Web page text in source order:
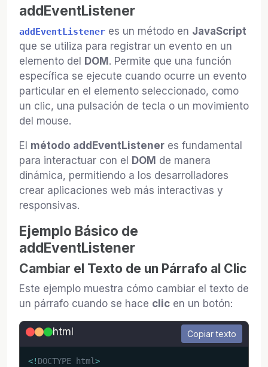
addEventListener
addEventListener es un método en JavaScript
que se utiliza para registrar un evento en un
elemento del
DOM . Permite que una función
específica se ejecute cuando ocurre un evento
particular en el elemento seleccionado, como
un clic, una pulsación de tecla o un movimiento
del mouse.
El método addEventListener es fundamental
para interactuar con el
DOM de manera
dinámica, permitiendo a los desarrolladores
crear aplicaciones web más interactivas y
responsivas.
Ejemplo Básico de
addEventListener
Cambiar el Texto de un Párrafo al Clic
Este ejemplo muestra cómo cambiar el texto de
un párrafo cuando se hace clic en un botón:
html Copiar texto
<! DOCTYPE html>